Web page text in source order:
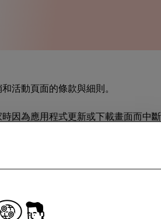
活動頁面的條款與細則。
因為應用程式更新或下載畫面而中